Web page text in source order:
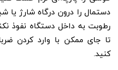
دستمال را درون درگاه شارژ یا
رطوبت به داخل دستگاه نفوذ
تا جای ممکن با وارد کردن
کنید.